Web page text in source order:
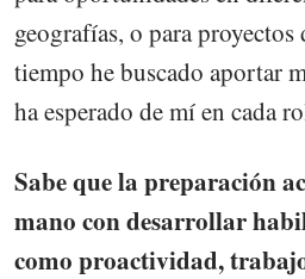
geografías, o para
tiempo he buscado aportar
ha esperado de mí en cada
Sabe que la preparación
mano con desarrollar
como proactividad,